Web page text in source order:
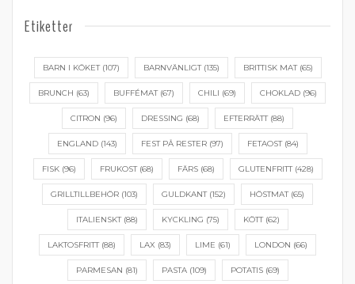
Etiketter
BARN I KÖKET(107) BARNVÄNLIGT(135) BRITTISK MAT(65)
BRUNCH (63) BUFFÉMAT(67) CHILI (69) CHOKLAD (96)
CITRON (96) DRESSING (68) EFTERRÄTT(88)
ENGLAND(143) FEST PÅ RESTER(97) FETAOST(84)
FISK(96) FRUKOST(68) FÄRS(68) GLUTENFRITT(428)
GRILLTILLBEHÖR (103) GULDKANT(152) HÖSTMAT(65)
ITALIENSKT(88) KYCKLING (75) KÖTT(62)
LAKTOSFRITT(88) LAX (83) LIME (61) LONDON (66)
PARMESAN (81) PASTA(109) POTATIS(69)